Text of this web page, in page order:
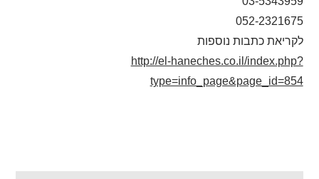
052-2321675
לקריאת כתבות נוספות
http://el-haneches.co.il/index.php?
type=info_page&page_id=854